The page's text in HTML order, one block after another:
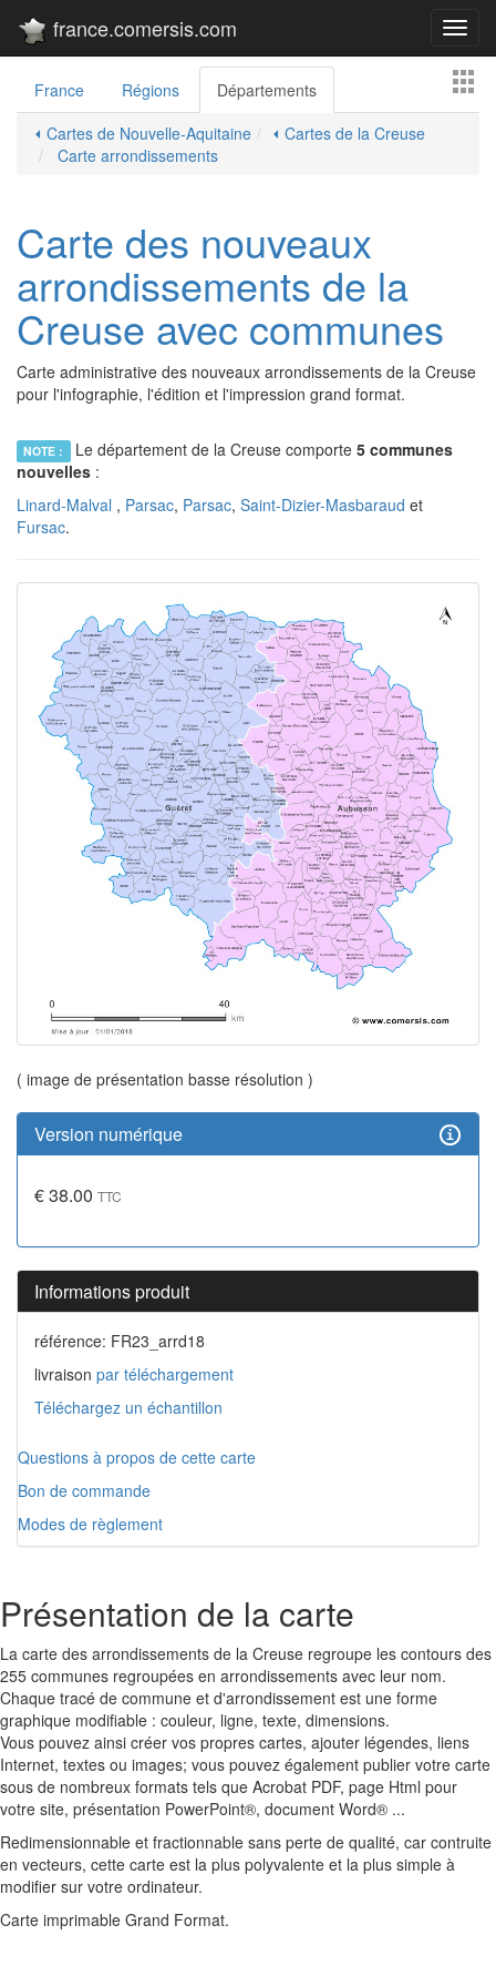
france.comersis.com
France Régions
Départements
⏴ Cartes de Nouvelle-Aquitaine
⏴ Cartes de la Creuse
Carte arrondissements
Carte des nouveaux
arrondissements de la
Creuse avec communes
Carte administrative des nouveaux arrondissements de la Creuse
pour l'infographie, l'édition et l'impression grand format.
NOTE : Le département de la Creuse comporte 5 communes
nouvelles :
Linard-Malval , Parsac, Parsac, Saint-Dizier-Masbaraud et
Fursac.
( image de présentation basse résolution )
Version numérique
€ 38.00 TTC
Informations produit
référence: FR23_arrd18
livraison par téléchargement
Téléchargez un échantillon
Questions à propos de cette carte
Bon de commande
Modes de règlement
Présentation de la carte
La carte des arrondissements de la Creuse regroupe les contours des
255 communes regroupées en arrondissements avec leur nom.
Chaque tracé de commune et d'arrondissement est une forme
graphique modifiable : couleur, ligne, texte, dimensions.
Vous pouvez ainsi créer vos propres cartes, ajouter légendes, liens
Internet, textes ou images; vous pouvez également publier votre carte
sous de nombreux formats tels que Acrobat PDF, page Html pour
votre site, présentation PowerPoint®, document Word® ...
Redimensionnable et fractionnable sans perte de qualité, car contruite
en vecteurs, cette carte est la plus polyvalente et la plus simple à
modifier sur votre ordinateur.
Carte imprimable Grand Format.